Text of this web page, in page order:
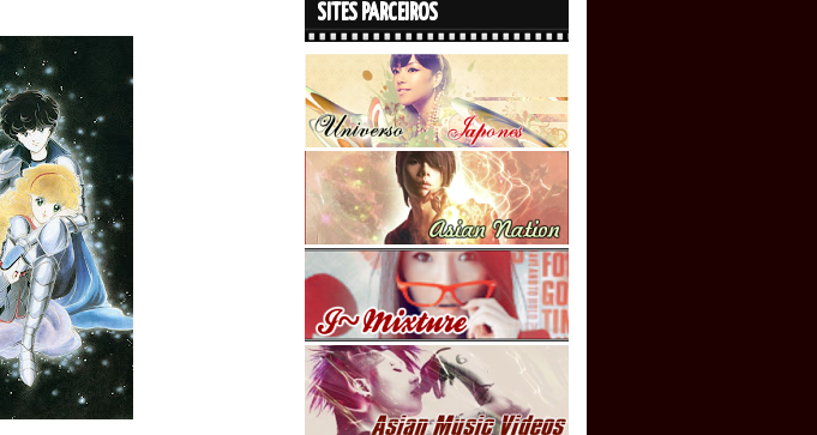
SITES PARCEIROS